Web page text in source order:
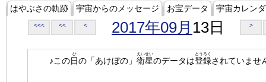
はやぶさの軌跡 宇宙からのメッセージ お宝データ 宇宙カレン
<<< << < 2017年09月 13日 >
♪この日
ひ
の「あけぼの」 衛星
えいせい
のデータは登録
とうろく
されていませ